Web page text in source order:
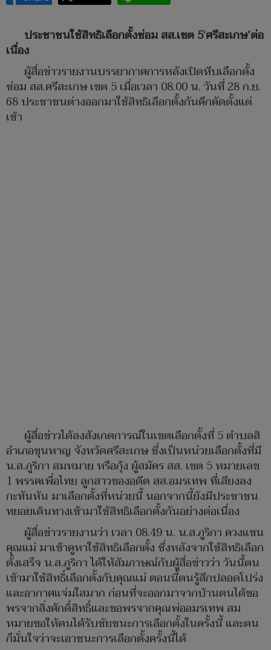
ประชาชนใช้สิทธิเลือกตั้งซ่อม สส.เขต 5‘ศรีสะเกษ’ต่อ
เนื่อง
ผู้สื่อข่าวรายงานบรรยากาศการหลังเปิดหีบเลือกตั้ง
ซ่อม สส.ศรีสะเกษ เขต 5 เมื่อเวลา 08.00 น. วันที่ 28 ก.ย.
68 ประชาชนต่างออกมาใช้สิทธิเลือกตั้งกันคึกคัดตั้งแต่
เช้า
ผู้สื่อข่าวได้ลงสังเกตการณ์ในเขตเลือกตั้งที่ 5 ตำบลสิ
อำเภอขุนหาญ จังหวัดศรีสะเกษ ซึ่งเป็นหน่วยเลือกตั้งที่มี
น.ส.ภูริกา สมหมาย หรือกุ้ง ผู้สมัคร สส. เขต 5 หมายเลข
1 พรรคเพื่อไทย ลูกสาวของอดีต สส.อมรเทพ ที่เสียงลง
กะทันหัน มาเลือกตั้งที่หน่วยนี้ นอกจากนี้ยังมีประชาชน
ทยอยเดินทางเข้ามาใช้สิทธิเลือกตั้งกันอย่างต่อเนื่อง
ผู้สื่อข่าวรายงานว่า เวลา 08.49 น. น.ส.ภูริกา ควงแขน
คุณแม่ มาเข้าคูหาใช้สิทธิเลือกตั้ง ซึ่งหลังจากใช้สิทธิเลือก
ตั้งเสร็จ น.ส.ภูริกา ได้ให้สัมภาษณ์กับผู้สื่อข่าวว่า วันนี้ตน
เข้ามาใช้สิทธิ์เลือกตั้งกับคุณแม่ ตอนนี้ตนรู้สึกปลอดโปร่ง
และอากาศแจ่มใสมาก ก่อนที่จะออกมาจากบ้านตนได้ขอ
พรจากสิ่งศักดิ์สิทธิ์และขอพรจากคุณพ่ออมรเทพ สม
หมายขอให้ตนได้รับชัยชนะการเลือกตั้งในครั้งนี้ และตน
ก็มั่นใจว่าจะเอาชนะการเลือกตั้งครั้งนี้ได้